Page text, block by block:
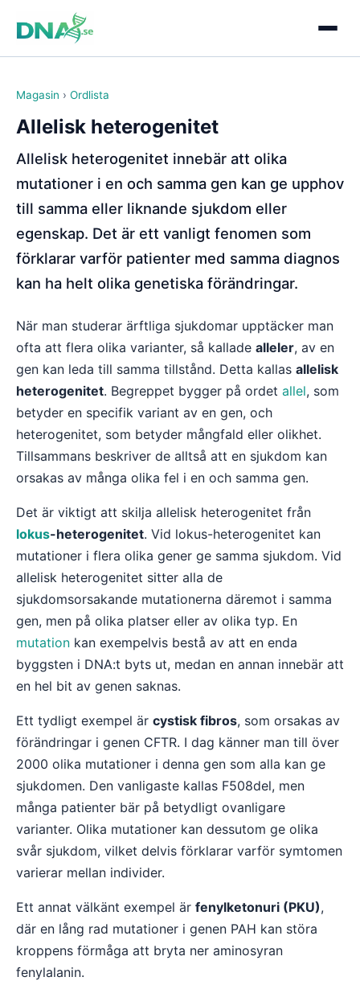
Magasin › Ordlista
Allelisk heterogenitet
Allelisk heterogenitet innebär att olika
mutationer i en och samma gen kan ge upphov
till samma eller liknande sjukdom eller
egenskap. Det är ett vanligt fenomen som
förklarar varför patienter med samma diagnos
kan ha helt olika genetiska förändringar.
När man studerar ärftliga sjukdomar upptäcker man
ofta att flera olika varianter, så kallade alleler, av en
gen kan leda till samma tillstånd. Detta kallas allelisk
heterogenitet. Begreppet bygger på ordet allel, som
betyder en specifik variant av en gen, och
heterogenitet, som betyder mångfald eller olikhet.
Tillsammans beskriver de alltså att en sjukdom kan
orsakas av många olika fel i en och samma gen.
Det är viktigt att skilja allelisk heterogenitet från
lokus-heterogenitet. Vid lokus-heterogenitet kan
mutationer i flera olika gener ge samma sjukdom. Vid
allelisk heterogenitet sitter alla de
sjukdomsorsakande mutationerna däremot i samma
gen, men på olika platser eller av olika typ. En
mutation kan exempelvis bestå av att en enda
byggsten i DNA:t byts ut, medan en annan innebär att
en hel bit av genen saknas.
Ett tydligt exempel är cystisk fibros, som orsakas av
förändringar i genen CFTR. I dag känner man till över
2000 olika mutationer i denna gen som alla kan ge
sjukdomen. Den vanligaste kallas F508del, men
många patienter bär på betydligt ovanligare
varianter. Olika mutationer kan dessutom ge olika
svår sjukdom, vilket delvis förklarar varför symtomen
varierar mellan individer.
Ett annat välkänt exempel är fenylketonuri (PKU),
där en lång rad mutationer i genen PAH kan störa
kroppens förmåga att bryta ner aminosyran
fenylalanin.